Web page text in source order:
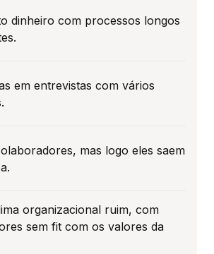
dinheiro com processos longos
em entrevistas com vários
mas logo eles saem
organizacional ruim, com
sem fit com os valores da